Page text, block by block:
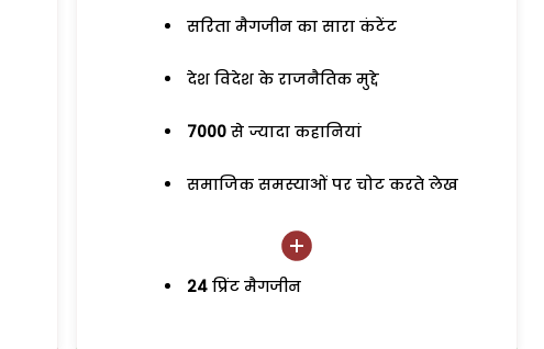
सरिता मैगजीन का सारा कंटेंट
देश विदेश के राजनैतिक मुद्दे
7000 से ज्यादा कहानियां
समाजिक समस्याओं पर चोट करते लेख
24 प्रिंट मैगजीन